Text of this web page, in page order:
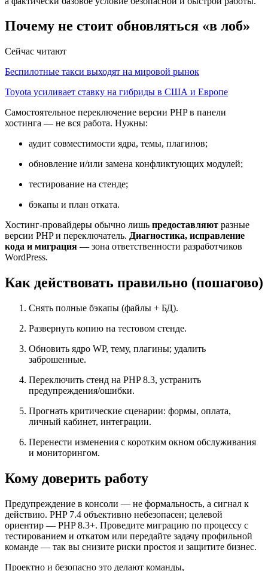
Почему не стоит обновляться «в лоб»
Сейчас читают
Беспилотные такси выходят на мировой рынок
Toyota усиливает ставку на гибриды в США и Европе
Самостоятельное переключение версии PHP в панели
хостинга — не вся работа. Нужны:
аудит совместимости ядра, темы, плагинов;
обновление и/или замена конфликтующих модулей;
тестирование на стенде;
бэкапы и план отката.
Хостинг-провайдеры обычно лишь предоставляют разные
версии PHP и переключатель. Диагностика, исправление
кода и миграция — зона ответственности разработчиков
WordPress.
Как действовать правильно (пошагово)
Снять полные бэкапы (файлы + БД).
Развернуть копию на тестовом стенде.
Обновить ядро WP, тему, плагины; удалить
заброшенные.
Переключить стенд на PHP 8.3, устранить
предупреждения/ошибки.
Прогнать критические сценарии: формы, оплата,
личный кабинет, интеграции.
Перенести изменения с коротким окном обслуживания
и мониторингом.
Кому доверить работу
Предупреждение в консоли — не формальность, а сигнал к
действию. PHP 7.4 объективно небезопасен; целевой
ориентир — PHP 8.3+. Проведите миграцию по процессу с
тестированием и откатом или передайте задачу профильной
команде — так вы снизите риски простоя и защитите бизнес.
Проектно и безопасно это делают команды,